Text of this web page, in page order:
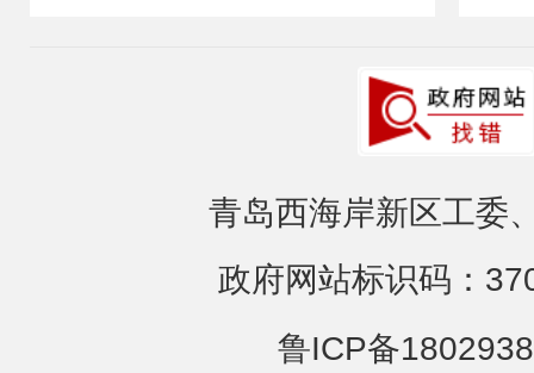
青岛西海岸新区工委
政府网站标识码：
鲁ICP备